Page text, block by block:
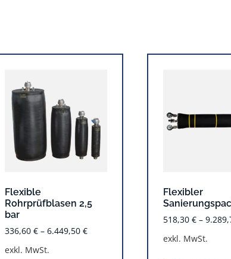
Flexible
Rohrprüfblasen 2,5
bar
336,60 € – 6.449,50 €
exkl. MwSt.
Flexibler
518,30 € –
exkl. MwSt.